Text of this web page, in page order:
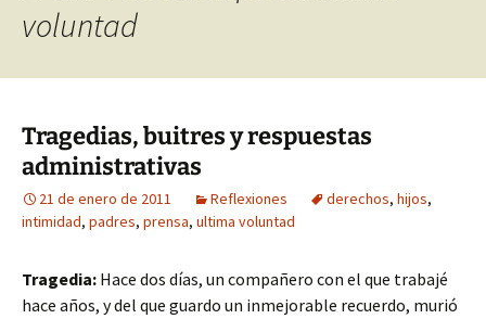
voluntad
Tragedias, buitres y respuestas
administrativas
21 de enero de 2011 Reflexiones derechos, hijos,
intimidad, padres, prensa, ultima voluntad
Tragedia: Hace dos días, un compañero con el que trabajé
hace años, y del que guardo un inmejorable recuerdo, murió